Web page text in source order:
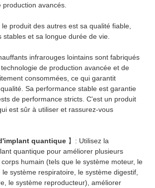
avancés.
le produit des autres est sa qualité fiable,
stables et sa longue durée de vie.
infrarouges lointains sont fabriqués
de production avancée et de
consommées, ce qui garantit
Sa performance stable est garantie
de performance stricts. C'est un produit
est sûr à utiliser et rassurez-vous
quantique 】: Utilisez la
quantique pour améliorer plusieurs
humain (tels que le système moteur, le
système respiratoire, le système digestif,
le système reproducteur), améliorer